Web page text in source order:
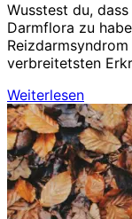
Wusstest du,
Darmflora zu
verbreitetsten
Weiterlesen